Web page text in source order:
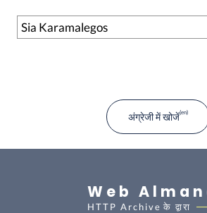
खोज
अंग्रेजी में खोजें
Web
HTTP Archive के द्वारा